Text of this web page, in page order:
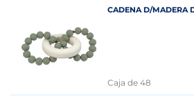
CADENA D/MADERA
Caja de 48